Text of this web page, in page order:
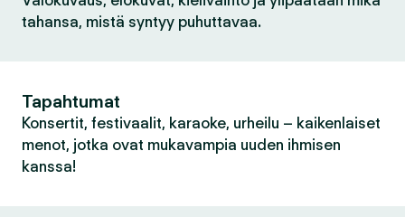
tahansa, mistä syntyy puhuttavaa.
Tapahtumat
Konsertit, festivaalit, karaoke, urheilu – kaikenlaiset
menot, jotka ovat mukavampia uuden ihmisen
kanssa!